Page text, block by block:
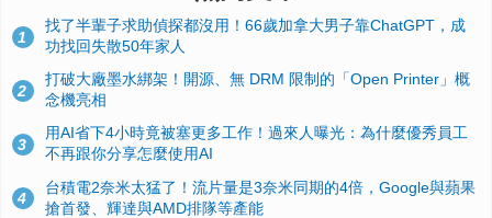
1
找了半輩子求助偵探都沒用！66歲加拿大男子靠ChatGPT，成
功找回失散50年家人
2
打破大廠墨水綁架！開源、無 DRM 限制的「Open Printer」概
念機亮相
3
用AI省下4小時竟被塞更多工作！過來人曝光：為什麼優秀員工
不再跟你分享怎麼使用AI
4
台積電2奈米太猛了！流片量是3奈米同期的4倍，Google與蘋果
搶首發、輝達與AMD排隊等產能